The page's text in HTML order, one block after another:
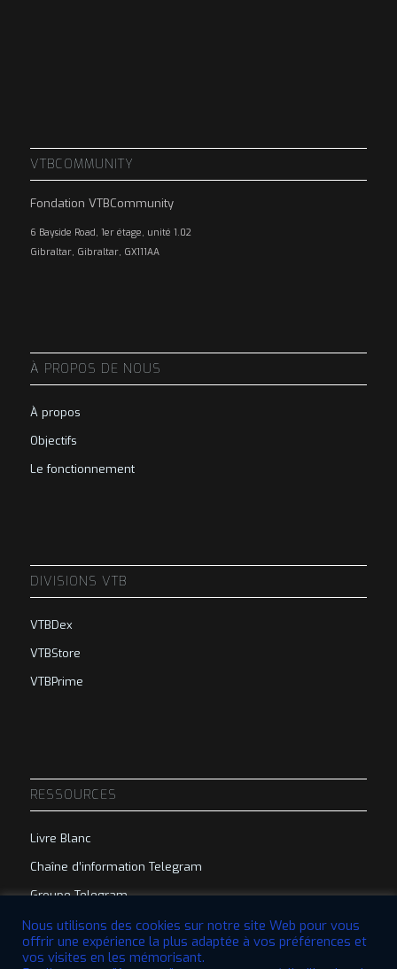
VTBCOMMUNITY
Fondation VTBCommunity
6 Bayside Road, 1er étage, unité 1.02
Gibraltar, Gibraltar, GX111AA
À PROPOS DE NOUS
À propos
Objectifs
Le fonctionnement
DIVISIONS VTB
VTBDex
VTBStore
VTBPrime
RESSOURCES
Livre Blanc
Chaîne d’information Telegram
Groupe Telegram
Nous utilisons des cookies sur notre site Web pour vous
offrir une expérience la plus adaptée à vos préférences et
vos visites en les mémorisant.